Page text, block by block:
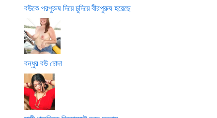
বউকে পরপুরুষ দিয়ে চুদিয়ে বীরপুরুষ হয়েছে
বন্ধুর বউ চোদা